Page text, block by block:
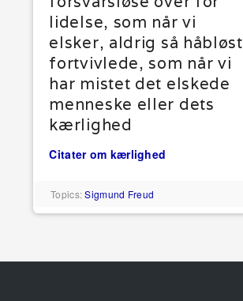
lidelse, som når vi
elsker, aldrig så håbløst
fortvivlede, som når vi
har mistet det elskede
menneske eller dets
kærlighed
Citater om kærlighed
Topics:Sigmund Freud